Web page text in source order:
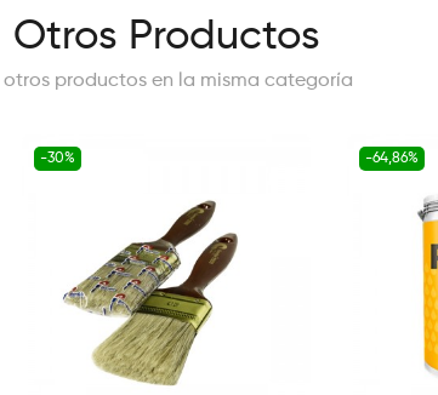
Otros Productos
otros productos en la misma categoría
-30% -64,86%